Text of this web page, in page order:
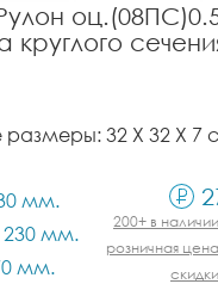
круглого
размеры: 32 X 32 X 7
мм.
мм.
мм.
200+ в наличии
розничная цена
скидки